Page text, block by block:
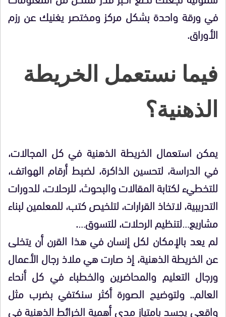
في ورقة واحدة بشكل مركز ومختصر يغنيك عن رزم
الأوراق.
فيما نستعمل الخريطة
الذهنية؟
يمكن استعمال الخريطة الذهنية في كل المجالات،
في الدراسة، لتحسين الذاكرة، لضبط أرقام الهواتف،
للتخطيء لكتابة المقالات والبحوث، للرحلات، للدورات
التدريبية، لاتخاذ القرارات، لتلخيص كتب، للمعلمين لبناء
مشاريع…لتنظيم الرحلات، للتسوق….
لم يعد بالإمكان لكل إنسان في هذا القرن أن يتخلى
عن الخريطة الذهنية، إذ صارت هي ملاذ رجال الأعمال
ورجال التعليم والمحاضرين والخطباء في كل أنحاء
العالم.. ولتوضيح الصورة أكثر سنكتفي بضرب مثل
واقعي يجسد بامتياز مدى أهمية الخرائط الذهنية في